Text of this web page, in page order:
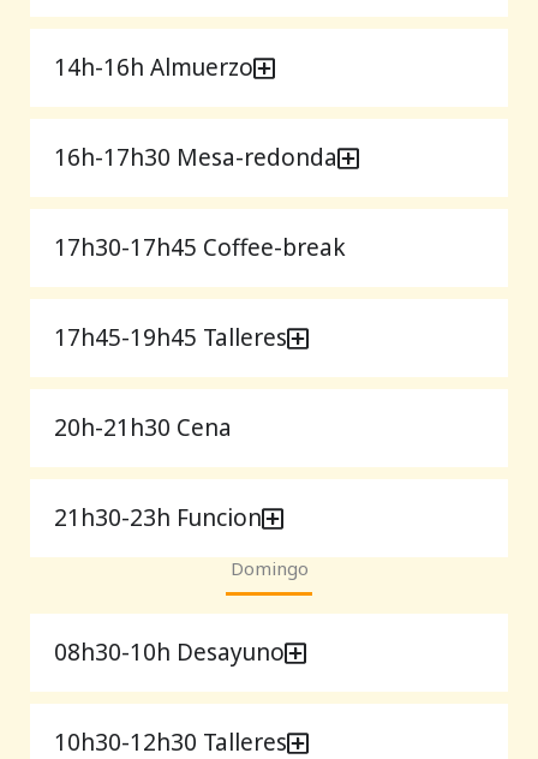
14h-16h Almuerzo
16h-17h30 Mesa-redonda
17h30-17h45 Coffee-break
17h45-19h45 Talleres
20h-21h30 Cena
21h30-23h Funcion
Domingo
08h30-10h Desayuno
10h30-12h30 Talleres